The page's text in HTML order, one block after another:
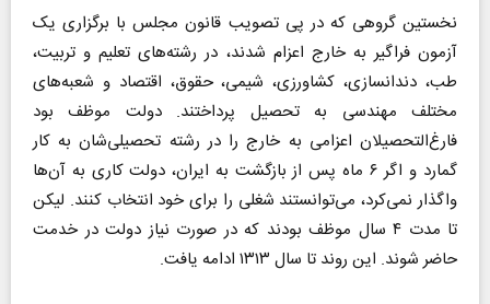
نخستین گروهی که در پی تصویب قانون مجلس با برگزاری یک
آزمون فراگیر به خارج اعزام شدند، در رشته‌های تعلیم و تربیت،
طب، دندانسازی، کشاورزی، شیمی، حقوق، اقتصاد و شعبه‌های
مختلف مهندسی به تحصیل پرداختند. دولت موظف بود
فارغ‌التحصیلان اعزامی به خارج را در رشته تحصیلی‌شان به کار
گمارد و اگر ۶ ماه پس از بازگشت به ایران، دولت کاری به آن‌ها
واگذار نمی‌کرد، می‌توانستند شغلی را برای خود انتخاب کنند. لیکن
تا مدت ۴ سال موظف بودند که در صورت نیاز دولت در خدمت
حاضر شوند. این روند تا سال ۱۳۱۳ ادامه یافت.